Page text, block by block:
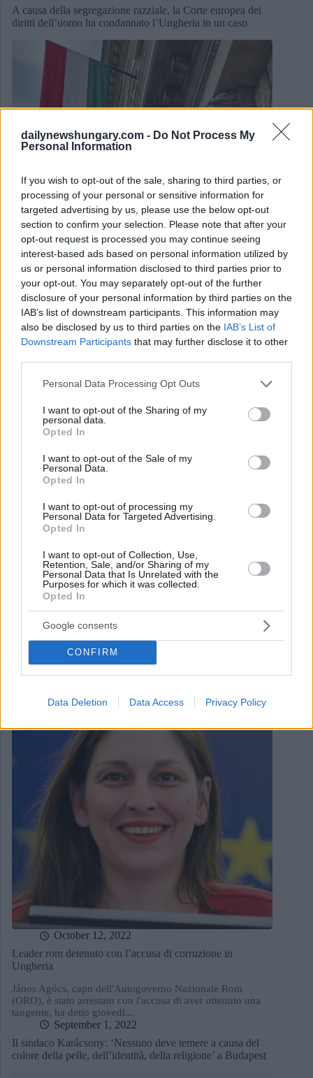
dailynewshungary.com - Do Not Process My
Personal Information
If you wish to opt-out of the sale, sharing to third parties, or
processing of your personal or sensitive information for
targeted advertising by us, please use the below opt-out
section to confirm your selection. Please note that after your
opt-out request is processed you may continue seeing
interest-based ads based on personal information utilized by
us or personal information disclosed to third parties prior to
your opt-out. You may separately opt-out of the further
disclosure of your personal information by third parties on the
IAB’s list of downstream participants. This information may
also be disclosed by us to third parties on the IAB’s List of
Downstream Participants that may further disclose it to other
Please note that this website/app uses one or more Google
not limited to your visit or usage behaviour. You may click to
grant or deny consent to Google and its third-party tags to
use your data for below specified purposes in below Google
consent section.
Personal Data Processing Opt Outs
I want to opt-out of the Sharing of my
personal data.
Opted In
I want to opt-out of the Sale of my
Personal Data.
Opted In
I want to opt-out of processing my
Personal Data for Targeted Advertising.
Opted In
I want to opt-out of Collection, Use,
Retention, Sale, and/or Sharing of my
Personal Data that Is Unrelated with the
Purposes for which it was collected.
Opted In
Google consents
CONFIRM
Data Deletion Data Access Privacy Policy
A causa della segregazione razziale, la Corte europea dei
diritti dell’uomo ha condannato l’Ungheria in un caso
April 3, 2023
Europarlamentare Fidesz: dobbiamo imparare
dall’Olocausto e rifiutare la discriminazione
January 25, 2023
L’eurodeputato Fidesz propone la creazione di un fondo
October 12, 2022
Leader rom detenuto con l’accusa di corruzione in
Ungheria
János Agócs, capo dell'Autogoverno Nazionale Rom
(ORO), è stato arrestato con l'accusa di aver ottenuto una
tangente, ha detto giovedì...
September 1, 2022
Il sindaco Karácsony: ‘Nessuno deve temere a causa del
colore della pelle, dell’identità, della religione’ a Budapest